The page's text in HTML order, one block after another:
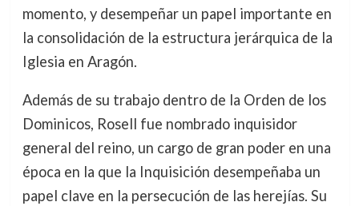
momento, y desempeñar un papel importante en
la consolidación de la estructura jerárquica de la
Iglesia en Aragón.
Además de su trabajo dentro de la Orden de los
Dominicos, Rosell fue nombrado inquisidor
general del reino, un cargo de gran poder en una
época en la que la Inquisición desempeñaba un
papel clave en la persecución de las herejías. Su